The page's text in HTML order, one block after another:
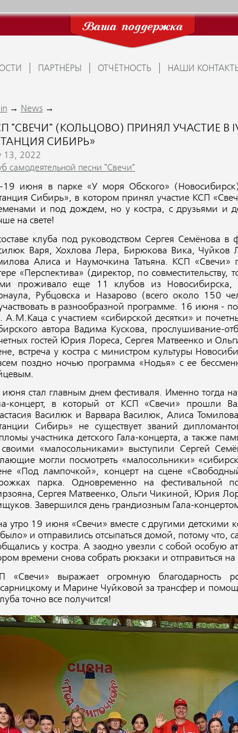
Ваша поддержка
ПАРТНЁРЫ ОТЧЁТНОСТЬ НАШИ
→ News →
"СВЕЧИ" (КОЛЬЦОВО) ПРИНЯЛ УЧАСТИЕ В
СИБИРЬ»
13, 2022
самодеятельной песни "Свечи"
19 июня в парке «У моря Обского» (Новосибирск)
Сибирь», в котором принял участие КСП
и под дождем, но у костра, с друзьями и
на свете!
клуба под руководством Сергея Семёнова в
Варя, Хохлова Лера, Бирюкова Вика, Чуйков
Алиса и Наумочкина Татьяна. КСП «Свечи»
«Перспектива» (директор, по
проживало еще 11 клубов из Новосибирска,
Рубцовска и Назарово (всего около 150
в разнообразной программе. 16 июня -
А.М.Каца с участием «сибирской десятки» и
автора Вадима Кускова, прослушивание-
гостей Юрия Лореса, Сергея Матвеенко и
встреча у костра с министром культуры
поздно ночью программа «Нодья» с ее
июня стал главным днем фестиваля. Именно тогда
концерт, в который от КСП «Свечи» прошли
Василюк и Варвара Василюк, Алиса
Сибирь» не существует званий
участника детского Гала-концерта, а также
«малосольниками» выступили Сергей
могли посмотреть «малосольники»
«Под лампочкой», концерт на сцене
парка. Одновременно на фестивальной
Сергея Матвеенко, Ольги Чикиной, Юрия
Завершился день грандиозным Гала-
утро 19 июня «Свечи» вместе с другими детскими
и отправились отсыпаться домой, потому что,
у костра. А заодно увезли с собой особую
времени снова собрать рюкзаки и отправиться
«Свечи» выражает огромную
и Марине Чуйковой за трансфер и
точно все получится!